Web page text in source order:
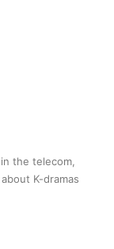
the telecom,
K-dramas